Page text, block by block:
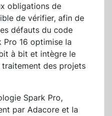
obligations de
de vérifier, afin de
défauts du code
Pro 16 optimise la
à bit et intègre le
des projets
Spark Pro,
par Adacore et la